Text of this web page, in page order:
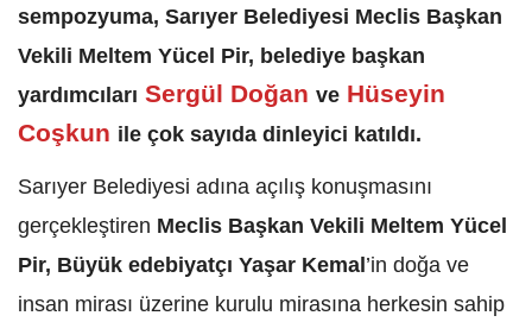
sempozyuma, Sarıyer Belediyesi Meclis Başkan
Vekili Meltem Yücel Pir, belediye başkan
yardımcıları Sergül Doğan ve Hüseyin
Coşkun ile çok sayıda dinleyici katıldı.
Sarıyer Belediyesi adına açılış konuşmasını
gerçekleştiren Meclis Başkan Vekili Meltem Yücel
Pir, Büyük edebiyatçı Yaşar Kemal ’in doğa ve
insan mirası üzerine kurulu mirasına herkesin sahip